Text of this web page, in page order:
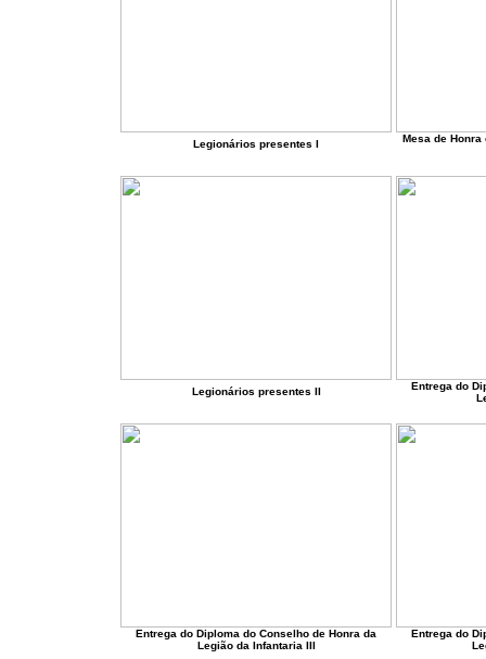
Legionários presentes I Mesa de
Legionários presentes II
Entrega do
Entrega do Diploma do Conselho de Honra da
Legião da Infantaria III
Entrega do